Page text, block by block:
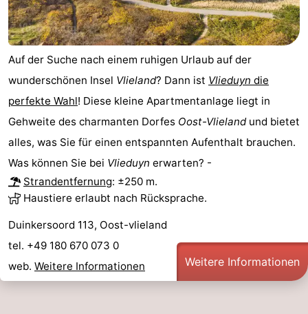
Sehen
&
tun
-
Museen
-
Denkmäler
-
Aussichtspunkte
Attraktionen
Rundfahrten
-
Führungen
Auf der Suche nach einem ruhigen Urlaub auf der
wunderschönen Insel Vlieland? Dann ist Vlieduyn die
perfekte Wahl! Diese kleine Apartmentanlage liegt in
Gehweite des charmanten Dorfes Oost-Vlielandund bietet
alles, was Sie für einen entspannten Aufenthalt brauchen.
Was können Sie bei Vlieduyn erwarten? -
Strandentfernung: ±250 m.
Haustiere erlaubt nach Rücksprache.
Duinkersoord 113, Oost-vlieland
tel. +49 180 670 073 0
web. Weitere Informationen Weitere Informationen